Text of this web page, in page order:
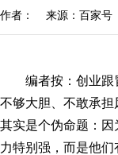
作者： 来源：百家号
编者按：创业
不够大胆、不敢承
其实是个伪命题：
力特别强，而是他